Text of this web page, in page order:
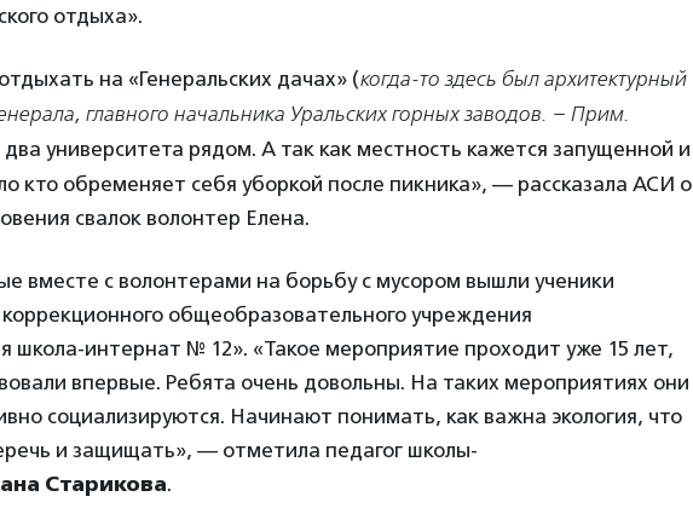
отдыха».
на «Генеральских дачах» (когда-то здесь был архитектурный
главного начальника Уральских горных заводов. – Прим.
университета рядом. А так как местность кажется запущенной и
кто обременяет себя уборкой после пикника», — рассказала АСИ о
свалок волонтер Елена.
вместе с волонтерами на борьбу с мусором вышли ученики
коррекционного общеобразовательного учреждения
школа-интернат № 12». «Такое мероприятие проходит уже 15 лет,
впервые. Ребята очень довольны. На таких мероприятиях они
социализируются. Начинают понимать, как важна экология, что
и защищать», — отметила педагог школы-
Старикова.